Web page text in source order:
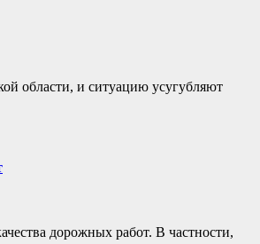
области, и ситуацию усугубляют
дорожных работ. В частности,